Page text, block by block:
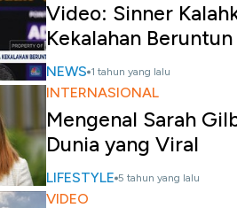
Video: Sinner
Kekalahan Beruntun
NEWS 1 tahun yang lalu
INTERNASIONAL
Mengenal Sarah
Dunia yang Viral
LIFESTYLE 5 tahun yang lalu
VIDEO